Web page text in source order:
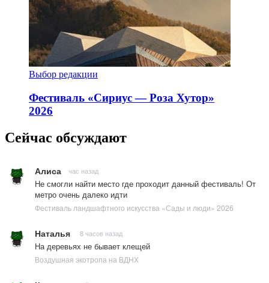
Выбор редакции
Фестиваль «Сириус — Роза Хутор»
2026
Сейчас обсуждают
Алиса час назад
Не смогли найти место где проходит данный фестиваль! От
метро очень далеко идти
Фестиваль ландшафтного искусства «Сады и люди» 2026
Наталья 8 часов назад
На деревьях не бывает клещей
Воздушная экотропа на ВДНХ